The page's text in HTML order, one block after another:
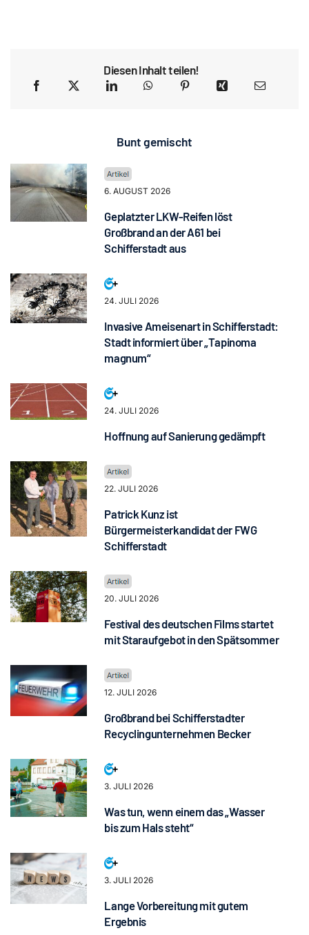
Diesen Inhalt teilen!
Bunt gemischt
6. AUGUST 2026
Geplatzter LKW-Reifen löst
Großbrand an der A61 bei
Schifferstadt aus
24. JULI 2026
Invasive Ameisenart in Schifferstadt:
Stadt informiert über „Tapinoma
magnum“
24. JULI 2026
Hoffnung auf Sanierung gedämpft
22. JULI 2026
Patrick Kunz ist
Bürgermeisterkandidat der FWG
Schifferstadt
20. JULI 2026
Festival des deutschen Films startet
mit Staraufgebot in den Spätsommer
12. JULI 2026
Großbrand bei Schifferstadter
Recyclingunternehmen Becker
3. JULI 2026
Was tun, wenn einem das „Wasser
bis zum Hals steht“
3. JULI 2026
Lange Vorbereitung mit gutem
Ergebnis